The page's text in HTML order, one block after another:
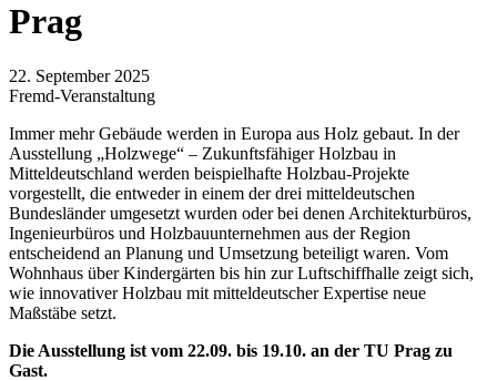
Prag
22. September 2025
Fremd-Veranstaltung
Immer mehr Gebäude werden in Europa aus Holz gebaut. In der
Ausstellung „Holzwege“ – Zukunftsfähiger Holzbau in
Mitteldeutschland werden beispielhafte Holzbau-Projekte
vorgestellt, die entweder in einem der drei mitteldeutschen
Bundesländer umgesetzt wurden oder bei denen Architekturbüros,
Ingenieurbüros und Holzbauunternehmen aus der Region
entscheidend an Planung und Umsetzung beteiligt waren. Vom
Wohnhaus über Kindergärten bis hin zur Luftschiffhalle zeigt sich,
wie innovativer Holzbau mit mitteldeutscher Expertise neue
Maßstäbe setzt.
Die Ausstellung ist vom 22.09. bis 19.10. an der TU Prag zu
Gast.